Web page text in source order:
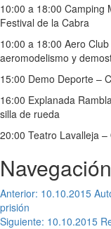
10:00 a 18:00 Camping
Festival de la Cabra
10:00 a 18:00 Aero
aeromodelismo y
15:00 Demo Deporte –
16:00 Explanada
silla de rueda
20:00 Teatro Lavalleja
Anterior: 10.10.2015
prisión
Siguiente: 10.10.2015